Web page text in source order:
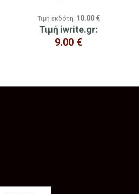
Τιμή εκδότη: 10.00 €
Τιμή iwrite.gr:
9.00 €